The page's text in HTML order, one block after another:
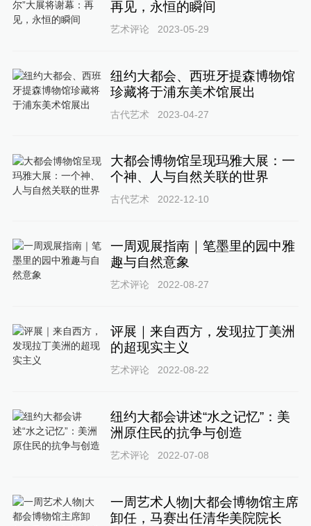
再见，永恒的瞬间
艺术评论 2023-05-29
纽约大都会、西班牙提森博物馆
珍藏将于浦东美术馆展出
古代艺术 2023-04-27
大都会博物馆呈现玛雅大展：一
个神、人与自然关联的世界
古代艺术 2022-12-10
一周观展指南｜笔墨里的园中雅
趣与自然意象
艺术评论 2022-08-27
评展｜来自西方，发现拉丁美洲
的超现实主义
艺术评论 2022-08-22
纽约大都会讲述“水之记忆”：美
洲原住民的抗争与创造
艺术评论 2022-07-08
一周艺术人物|大都会博物馆主席
卸任，马赛出任清华美院院长